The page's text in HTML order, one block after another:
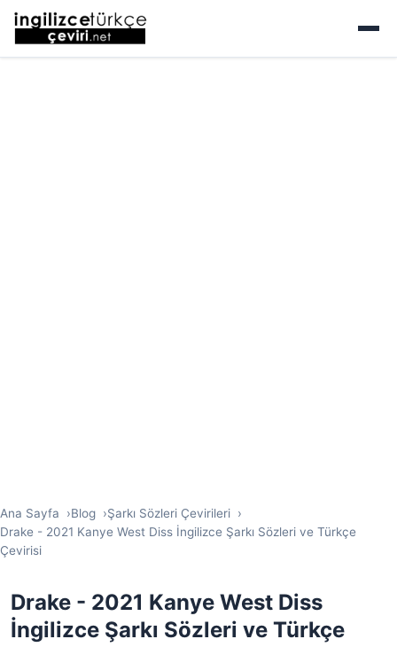
Ana Sayfa Blog
Şarkı Sözleri Çevirileri
Drake - 2021 Kanye West Diss İngilizce Şarkı Sözleri ve Türkçe
Çevirisi
Drake - 2021 Kanye West Diss
İngilizce Şarkı Sözleri ve Türkçe